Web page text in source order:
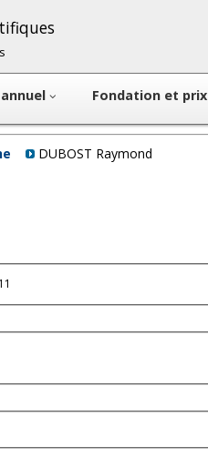
Fondation et prix
DUBOST Raymond